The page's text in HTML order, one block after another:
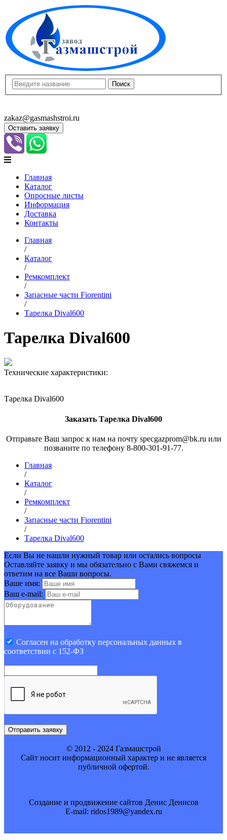
zakaz@gasmashstroi.ru
Оставить заявку
Главная
Каталог
Опросные листы
Информация
Доставка
Контакты
Главная
/
Каталог
/
Ремкомплект
/
Запасные части Fiorentini
/
Тарелка Dival600
Тарелка Dival600
Технические характеристики:
Тарелка Dival600
Заказать Тарелка Dival600
Отправьте Ваш запрос к нам на почту specgazprom@bk.ru или
позваните по телефону 8-800-301-91-77.
Главная
/
Каталог
/
Ремкомплект
/
Запасные части Fiorentini
/
Тарелка Dival600
Если Вы не нашли нужный товар или остались вопросы
Оставляйте заявку и мы обязательно с Вами свяжемся и
ответим на все Ваши вопросы.
Ваше имя:
Ваш e-mail:
Cогласен на обработку персональных данных в
соответствии с 152-ФЗ
Отправить заявку
© 2012 - 2024 Газмашстрой
Cайт носит информационный характер и не является
публичной офертой.
Создание и продвижение сайтов Денис Денисов
E-mail: ridos1989@yandex.ru